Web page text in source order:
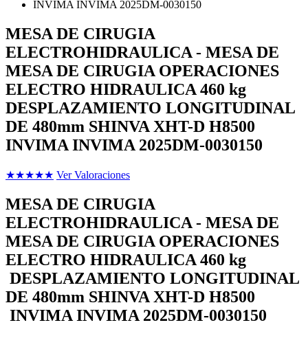
MESA DE CIRUGIA
ELECTROHIDRAULICA - MESA DE
MESA DE CIRUGIA OPERACIONES
ELECTRO HIDRAULICA 460 kg
DESPLAZAMIENTO LONGITUDINAL
DE 480mm SHINVA XHT-D H8500
INVIMA INVIMA 2025DM-0030150
★★★★★ Ver Valoraciones
MESA DE CIRUGIA
ELECTROHIDRAULICA - MESA DE
MESA DE CIRUGIA OPERACIONES
ELECTRO HIDRAULICA 460 kg
DESPLAZAMIENTO LONGITUDINAL
DE 480mm SHINVA XHT-D H8500
INVIMA INVIMA 2025DM-0030150